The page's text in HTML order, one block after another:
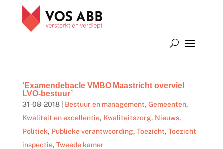
‘Examendebacle VMBO Maastricht overviel
LVO-bestuur’
31-08-2018| Bestuur en management, Gemeenten,
Kwaliteit en excellentie, Kwaliteitszorg, Nieuws,
Politiek, Publieke verantwoording, Toezicht, Toezicht
inspectie, Tweede kamer